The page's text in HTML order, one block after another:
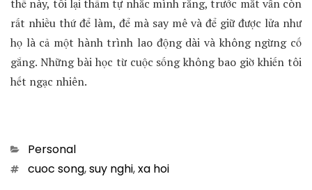
thế này, tôi lại thầm tự nhắc mình rằng, trước mắt vẫn còn
rất nhiều thứ để làm, để mà say mê và để giữ được lửa như
họ là cả một hành trình lao động dài và không ngừng cố
gắng. Những bài học từ cuộc sống không bao giờ khiến tôi
hết ngạc nhiên.
Categories
Personal
Tagscuoc song,suy nghi,xa hoi